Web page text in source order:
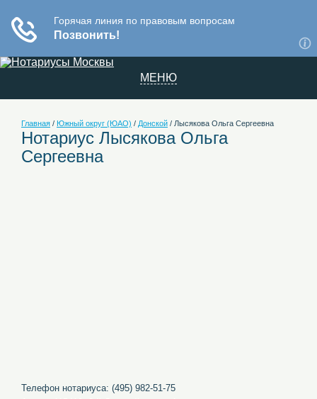
МЕНЮ
Главная / Южный округ (ЮАО) / Донской / Лысякова Ольга Сергеевна
Нотариус Лысякова Ольга
Сергеевна
Телефон нотариуса: (495) 982-51-75